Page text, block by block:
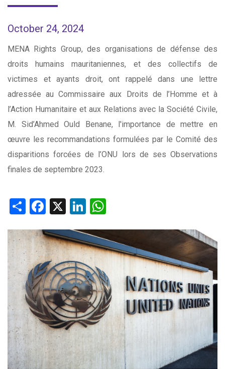
October 24, 2024
MENA Rights Group, des organisations de défense des
droits humains mauritaniennes, et des collectifs de
victimes et ayants droit, ont rappelé dans une lettre
adressée au Commissaire aux Droits de l’Homme et à
l’Action Humanitaire et aux Relations avec la Société Civile,
M. Sid’Ahmed Ould Benane, l'importance de mettre en
œuvre les recommandations formulées par le Comité des
disparitions forcées de l’ONU lors de ses Observations
finales de septembre 2023.
ShareFacebook
X LinkedIn